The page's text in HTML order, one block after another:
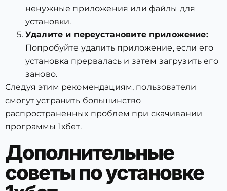
ненужные приложения или файлы для
установки.
Удалите и переустановите приложение:
Попробуйте удалить приложение, если его
установка прервалась и затем загрузить его
заново.
Следуя этим рекомендациям, пользователи
смогут устранить большинство
распространенных проблем при скачивании
программы 1хбет.
Дополнительные
советы по установке